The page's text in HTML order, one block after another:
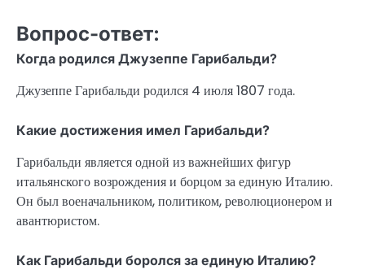
Вопрос-ответ:
Когда родился Джузеппе Гарибальди?
Джузеппе Гарибальди родился 4 июля 1807 года.
Какие достижения имел Гарибальди?
Гарибальди является одной из важнейших фигур
итальянского возрождения и борцом за единую Италию.
Он был военачальником, политиком, революционером и
авантюристом.
Как Гарибальди боролся за единую Италию?